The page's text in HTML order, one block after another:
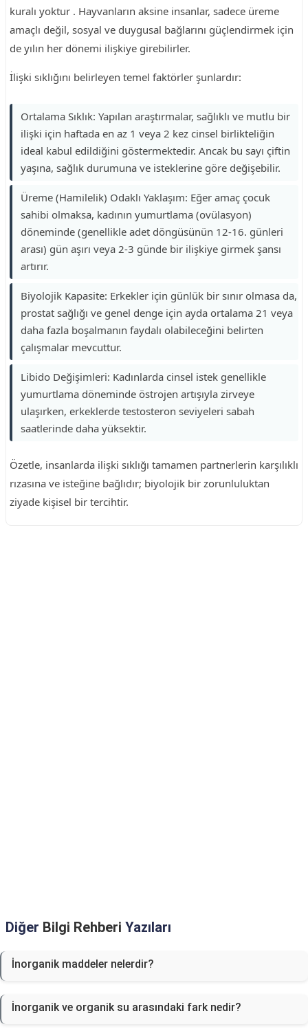
kuralı yoktur . Hayvanların aksine insanlar, sadece üreme
amaçlı değil, sosyal ve duygusal bağlarını güçlendirmek için
de yılın her dönemi ilişkiye girebilirler.
İlişki sıklığını belirleyen temel faktörler şunlardır:
Ortalama Sıklık: Yapılan araştırmalar, sağlıklı ve mutlu bir
ilişki için haftada en az 1 veya 2 kez cinsel birlikteliğin
ideal kabul edildiğini göstermektedir. Ancak bu sayı çiftin
yaşına, sağlık durumuna ve isteklerine göre değişebilir.
Üreme (Hamilelik) Odaklı Yaklaşım: Eğer amaç çocuk
sahibi olmaksa, kadının yumurtlama (ovülasyon)
döneminde (genellikle adet döngüsünün 12-16. günleri
arası) gün aşırı veya 2-3 günde bir ilişkiye girmek şansı
artırır.
Biyolojik Kapasite: Erkekler için günlük bir sınır olmasa da,
prostat sağlığı ve genel denge için ayda ortalama 21 veya
daha fazla boşalmanın faydalı olabileceğini belirten
çalışmalar mevcuttur.
Libido Değişimleri: Kadınlarda cinsel istek genellikle
yumurtlama döneminde östrojen artışıyla zirveye
ulaşırken, erkeklerde testosteron seviyeleri sabah
saatlerinde daha yüksektir.
Özetle, insanlarda ilişki sıklığı tamamen partnerlerin karşılıklı
rızasına ve isteğine bağlıdır; biyolojik bir zorunluluktan
ziyade kişisel bir tercihtir.
Diğer Bilgi Rehberi Yazıları
İnorganik maddeler nelerdir?
İnorganik ve organik su arasındaki fark nedir?